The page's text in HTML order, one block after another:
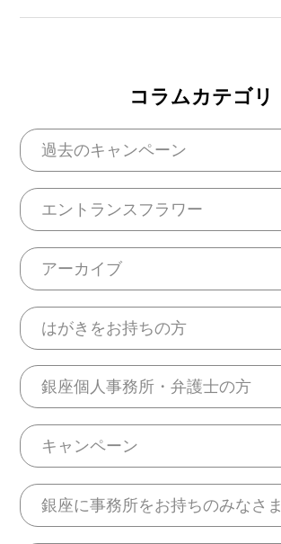
コラムカテゴリ
過去のキャンペーン
エントランスフラワー
アーカイブ
はがきをお持ちの方
銀座個人事務所・弁護士の方
キャンペーン
銀座に事務所をお持ちのみなさま